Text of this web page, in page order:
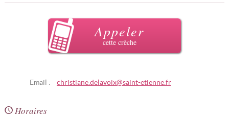
Appeler
cette crèche
Email : christiane.delavoix@saint-etienne.fr
Horaires